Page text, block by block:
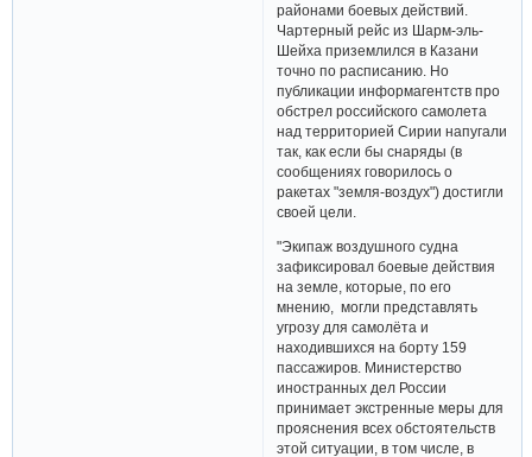
районами боевых действий.
Чартерный рейс из Шарм-эль-
Шейха приземлился в Казани
точно по расписанию. Но
публикации информагентств про
обстрел российского самолета
над территорией Сирии напугали
так, как если бы снаряды (в
сообщениях говорилось о
ракетах "земля-воздух") достигли
своей цели.
"Экипаж воздушного судна
зафиксировал боевые действия
на земле, которые, по его
мнению, могли представлять
угрозу для самолёта и
находившихся на борту 159
пассажиров. Министерство
иностранных дел России
принимает экстренные меры для
прояснения всех обстоятельств
этой ситуации, в том числе, в